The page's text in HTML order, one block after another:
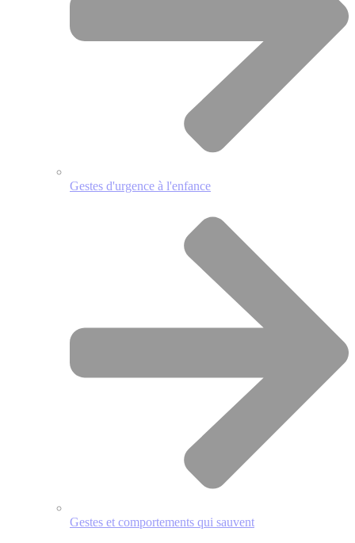
Gestes d'urgence à l'enfance
Gestes et comportements qui sauvent